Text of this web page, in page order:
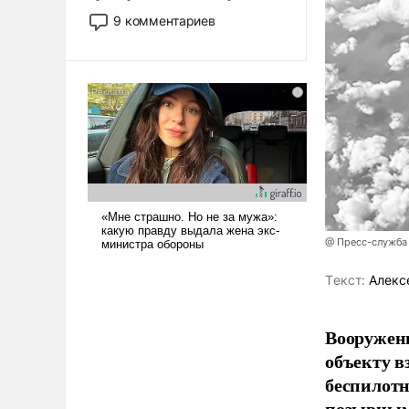
двигаемся по пути
революционных изменений.
псевдонаучной фантастики,
стало всерьез обсуждаемой
идеей.
9 комментариев
@ Пресс-
Tекст:
объекту